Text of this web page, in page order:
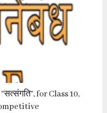
for Class 10,